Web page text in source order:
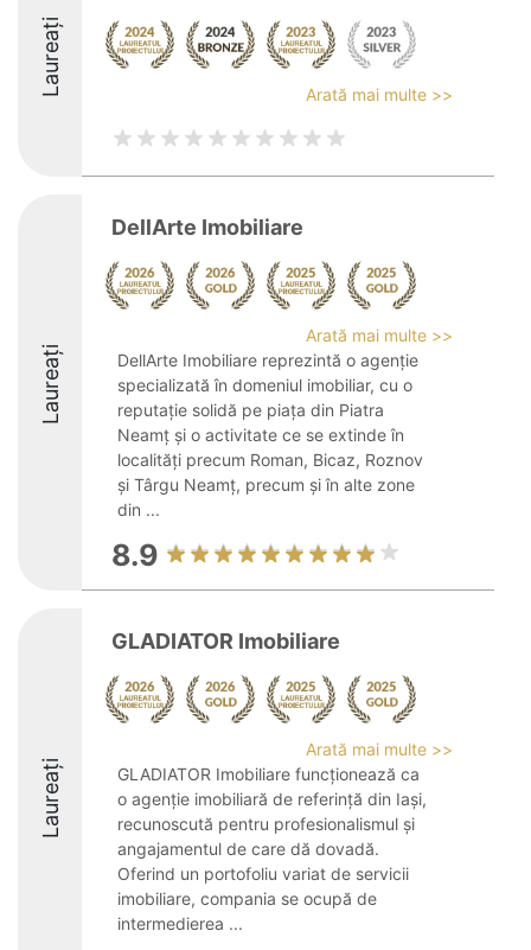
Laureați Arată mai multe >>
Laureați
DellArte Imobiliare
Arată mai multe >>
DellArte Imobiliare reprezintă o agenție
specializată în domeniul imobiliar, cu o
reputație solidă pe piața din Piatra
Neamț și o activitate ce se extinde în
localități precum Roman, Bicaz, Roznov
și Târgu Neamț, precum și în alte zone
din ...
8.9
Laureați
GLADIATOR Imobiliare
Arată mai multe >>
GLADIATOR Imobiliare funcționează ca
o agenție imobiliară de referință din Iași,
recunoscută pentru profesionalismul și
angajamentul de care dă dovadă.
Oferind un portofoliu variat de servicii
imobiliare, compania se ocupă de
intermedierea ...